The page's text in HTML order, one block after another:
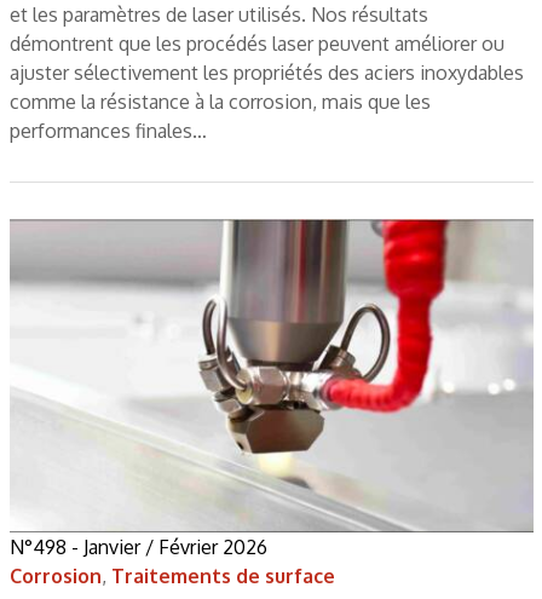
et les paramètres de laser utilisés. Nos résultats
démontrent que les procédés laser peuvent améliorer ou
ajuster sélectivement les propriétés des aciers inoxydables
comme la résistance à la corrosion, mais que les
performances finales…
N°498 - Janvier / Février 2026
Corrosion, Traitements de surface